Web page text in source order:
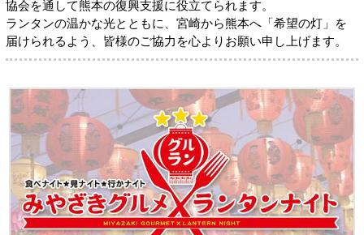
協会を通して熊本の復興支援に役立てられます。
ランタンの温かな光とともに、宮崎から熊本へ「希望の灯」を
届けられるよう、皆様のご協力を心よりお願い申し上げます。